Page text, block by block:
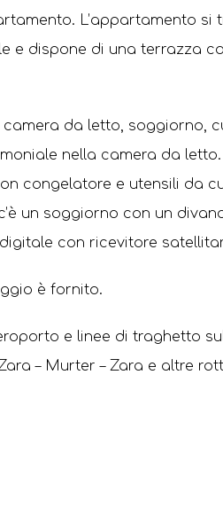
L’appartamento si
e dispone di una terrazza
camera da letto, soggiorno,
nella camera da
congelatore e utensili da
un soggiorno con un
con ricevitore
è fornito.
e linee di traghetto
– Murter – Zara e altre